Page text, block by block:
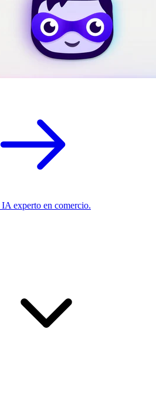
IA experto en comercio.